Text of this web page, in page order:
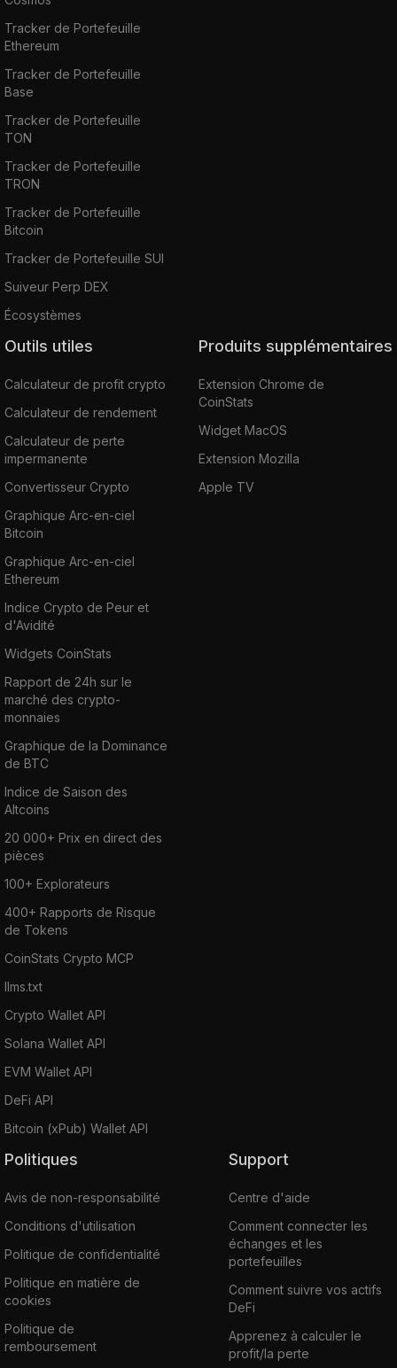
Tracker de Portefeuille
Ethereum
Tracker de Portefeuille
Base
Tracker de Portefeuille
TON
Tracker de Portefeuille
TRON
Tracker de Portefeuille
Bitcoin
Tracker de Portefeuille SUI
Suiveur Perp DEX
Écosystèmes
Outils utiles
Calculateur de profit crypto
Calculateur de rendement
Calculateur de perte
impermanente
Convertisseur Crypto
Graphique Arc-en-ciel
Bitcoin
Graphique Arc-en-ciel
Ethereum
Indice Crypto de Peur et
d'Avidité
Widgets CoinStats
Rapport de 24h sur le
marché des crypto-
monnaies
Graphique de la Dominance
de BTC
Indice de Saison des
Altcoins
20 000+ Prix en direct des
pièces
100+ Explorateurs
400+ Rapports de Risque
de Tokens
CoinStats Crypto MCP
llms.txt
Crypto Wallet API
Solana Wallet API
EVM Wallet API
DeFi API
Bitcoin (xPub) Wallet API
Produits supplémentaires
Extension Chrome de
CoinStats
Widget MacOS
Extension Mozilla
Apple TV
Politiques
Avis de non-responsabilité
Conditions d'utilisation
Politique de confidentialité
Politique en matière de
cookies
Politique de
remboursement
Support
Centre d'aide
Comment connecter les
échanges et les
portefeuilles
Comment suivre vos actifs
DeFi
Apprenez à calculer le
profit/la perte